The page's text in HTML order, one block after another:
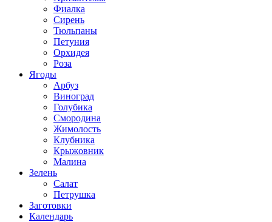
Фиалка
Сирень
Тюльпаны
Петуния
Орхидея
Роза
Ягоды
Арбуз
Виноград
Голубика
Смородина
Жимолость
Клубника
Крыжовник
Малина
Зелень
Салат
Петрушка
Заготовки
Календарь